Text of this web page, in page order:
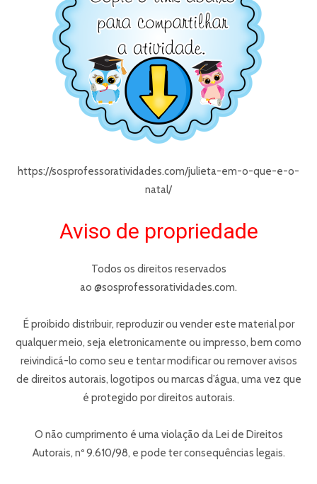
https://sosprofessoratividades.com/julieta-em-o-que-e-o-
natal/
Aviso de propriedade
Todos os direitos reservados
ao @sosprofessoratividades.com.
É proibido distribuir, reproduzir ou vender este material por
qualquer meio, seja eletronicamente ou impresso, bem como
reivindicá-lo como seu e tentar modificar ou remover avisos
de direitos autorais, logotipos ou marcas d’água, uma vez que
é protegido por direitos autorais.
O não cumprimento é uma violação da Lei de Direitos
Autorais, nº 9.610/98, e pode ter consequências legais.